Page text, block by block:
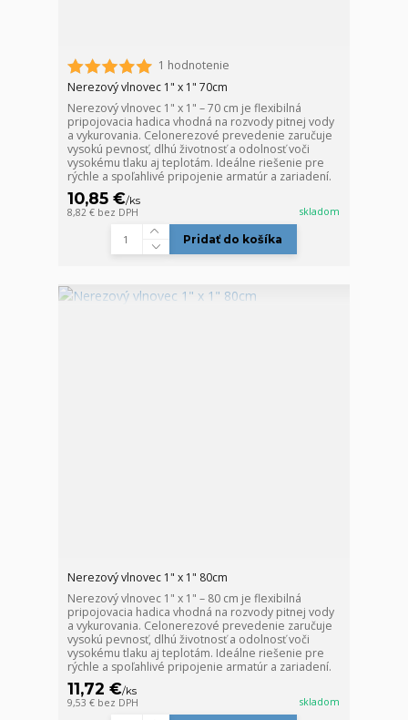
1 hodnotenie
Nerezový vlnovec 1" x 1" 70cm
Nerezový vlnovec 1" x 1" – 70 cm je flexibilná
pripojovacia hadica vhodná na rozvody pitnej vody
a vykurovania. Celonerezové prevedenie zaručuje
vysokú pevnosť, dlhú životnosť a odolnosť voči
vysokému tlaku aj teplotám. Ideálne riešenie pre
rýchle a spoľahlivé pripojenie armatúr a zariadení.
10,85 €/ks
8,82 € bez DPH skladom
Pridať do košíka
Nerezový vlnovec 1" x 1" 80cm
Nerezový vlnovec 1" x 1" – 80 cm je flexibilná
pripojovacia hadica vhodná na rozvody pitnej vody
a vykurovania. Celonerezové prevedenie zaručuje
vysokú pevnosť, dlhú životnosť a odolnosť voči
vysokému tlaku aj teplotám. Ideálne riešenie pre
rýchle a spoľahlivé pripojenie armatúr a zariadení.
11,72 €/ks
9,53 € bez DPH skladom